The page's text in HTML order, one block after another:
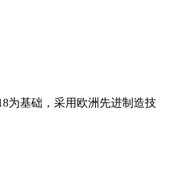
为基础，采用欧洲先进制造技